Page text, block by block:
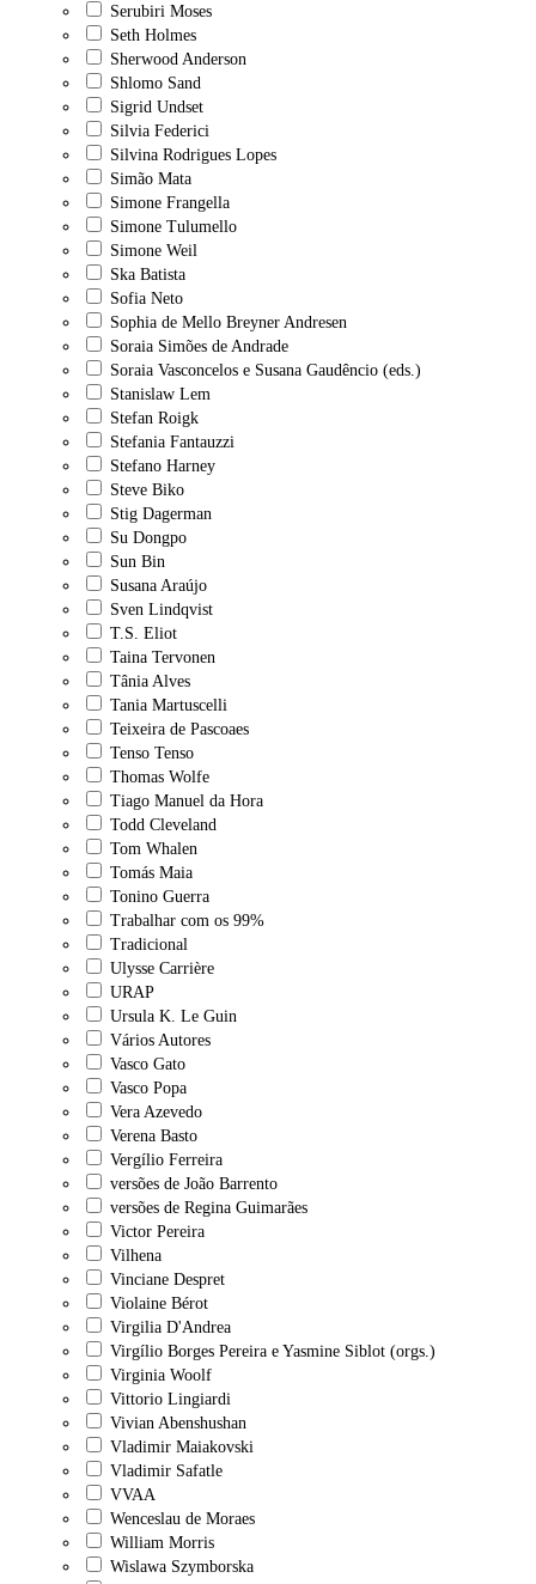
Serubiri Moses
Seth Holmes
Sherwood Anderson
Shlomo Sand
Sigrid Undset
Silvia Federici
Silvina Rodrigues Lopes
Simão Mata
Simone Frangella
Simone Tulumello
Simone Weil
Ska Batista
Sofia Neto
Sophia de Mello Breyner Andresen
Soraia Simões de Andrade
Soraia Vasconcelos e Susana Gaudêncio (eds.)
Stanislaw Lem
Stefan Roigk
Stefania Fantauzzi
Stefano Harney
Steve Biko
Stig Dagerman
Su Dongpo
Sun Bin
Susana Araújo
Sven Lindqvist
T.S. Eliot
Taina Tervonen
Tânia Alves
Tania Martuscelli
Teixeira de Pascoaes
Tenso Tenso
Thomas Wolfe
Tiago Manuel da Hora
Todd Cleveland
Tom Whalen
Tomás Maia
Tonino Guerra
Trabalhar com os 99%
Tradicional
Ulysse Carrière
URAP
Ursula K. Le Guin
Vários Autores
Vasco Gato
Vasco Popa
Vera Azevedo
Verena Basto
Vergílio Ferreira
versões de João Barrento
versões de Regina Guimarães
Victor Pereira
Vilhena
Vinciane Despret
Violaine Bérot
Virgilia D'Andrea
Virgílio Borges Pereira e Yasmine Siblot (orgs.)
Virginia Woolf
Vittorio Lingiardi
Vivian Abenshushan
Vladimir Maiakovski
Vladimir Safatle
VVAA
Wenceslau de Moraes
William Morris
Wislawa Szymborska